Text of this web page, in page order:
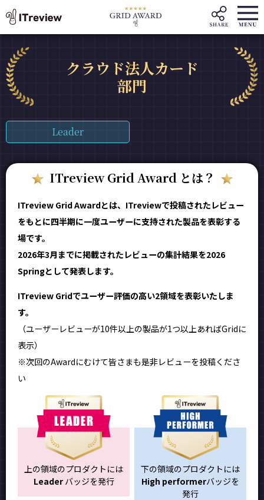
クラウド法人カード
部門
Leader
ITreview Grid Award とは？
ITreview Grid Awardとは、ITreviewで投稿されたレビュー
をもとに四半期に一度ユーザーに支持された製品を表彰する
場です。
2026年3月までに掲載されたレビューの集計結果を2026
Springとして発表します。
ITreview Gridでユーザー評価の高い2領域を表彰いたしま
す。
（ユーザーレビューが10件以上の製品が1つ以上あればGridに
表示）
※次回のAwardにむけて皆さまも是非レビューを投稿くださ
い
上の領域のプロダクトには
Leaderバッジを発行
下の領域のプロダクトには
High performerバッジを
発行